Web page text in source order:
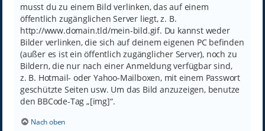
musst du zu einem Bild verlinken, das auf einem
öffentlich zugänglichen Server liegt, z. B.
http://www.domain.tld/mein-bild.gif. Du kannst weder
Bilder verlinken, die sich auf deinem eigenen PC befinden
(außer es ist ein öffentlich zugänglicher Server), noch zu
Bildern, die nur nach einer Anmeldung verfügbar sind,
z. B. Hotmail- oder Yahoo-Mailboxen, mit einem Passwort
geschützte Seiten usw. Um das Bild anzuzeigen, benutze
den BBCode-Tag „[img]“.
Nach oben